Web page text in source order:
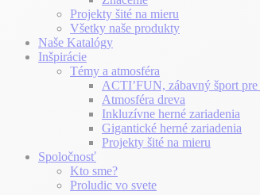
Projekty šité na mieru
Všetky naše produkty
Naše Katalógy
Inšpirácie
Témy a atmosféra
ACTI’FUN, zábavný šport pre
Atmosféra dreva
Inkluzívne herné zariadenia
Gigantické herné zariadenia
Projekty šité na mieru
Spoločnosť
Kto sme?
Proludic vo svete